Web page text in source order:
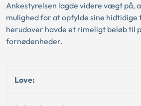
Ankestyrelsen lagde videre vægt på,
mulighed for at opfylde sine
herudover havde et rimeligt beløb til
fornødenheder.
Love: